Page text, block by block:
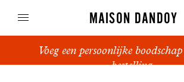
MAISON DANDOY
Speculoos
Voeg een persoonlijke
bestelling.